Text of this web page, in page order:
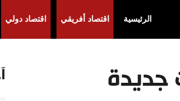
الرئيسية اقتصاد أفريقي اقتصاد دولي
جديدة